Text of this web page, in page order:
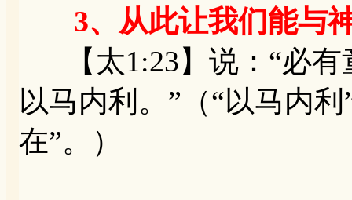
3、从此让我们能与
【太1:23】说：“必有
以马内利。”（“以马内
在”。）